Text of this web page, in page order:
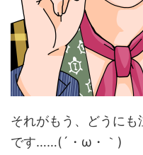
それがもう、どうに
です……(´・ω・｀)